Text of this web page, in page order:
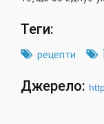
Теги:
рецепти
Джерело: